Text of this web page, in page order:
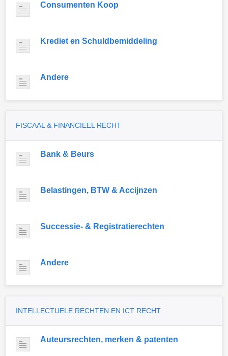
Consumenten Koop
Krediet en Schuldbemiddeling
Andere
FISCAAL & FINANCIEEL RECHT
Bank & Beurs
Belastingen, BTW & Accijnzen
Successie- & Registratierechten
Andere
INTELLECTUELE RECHTEN EN ICT RECHT
Auteursrechten, merken & patenten